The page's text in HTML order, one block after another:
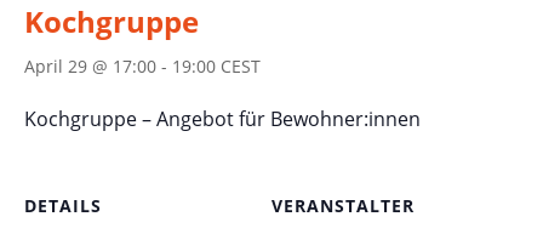
Kochgruppe
April 29 @ 17:00 - 19:00 CEST
Kochgruppe – Angebot für Bewohner:innen
DETAILS
VERANSTALTER